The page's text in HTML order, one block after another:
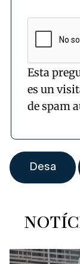
Esta
es un
de spam